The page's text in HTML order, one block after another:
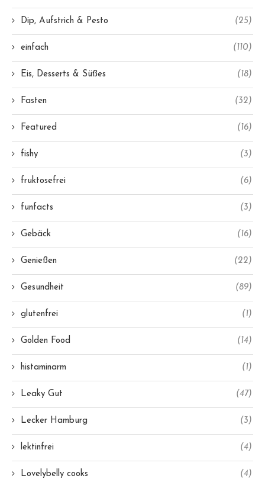
Dip, Aufstrich & Pesto (25)
einfach (110)
Eis, Desserts & Süßes (18)
Fasten (32)
Featured (16)
fishy (3)
fruktosefrei (6)
funfacts (3)
Gebäck (16)
Genießen (22)
Gesundheit (89)
glutenfrei (1)
Golden Food (14)
histaminarm (1)
Leaky Gut (47)
Lecker Hamburg (3)
lektinfrei (4)
Lovelybelly cooks (4)